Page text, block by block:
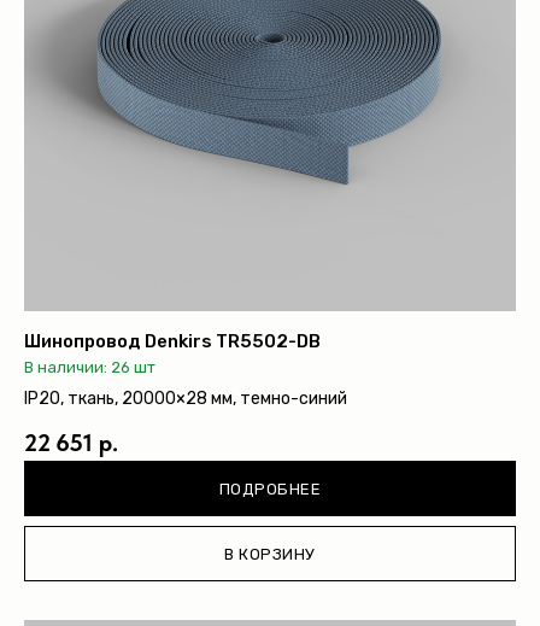
Шинопровод Denkirs TR5502-DB
В наличии: 26 шт
IP20, ткань, 20000×28 мм, темно-синий
22 651 р.
ПОДРОБНЕЕ
В КОРЗИНУ